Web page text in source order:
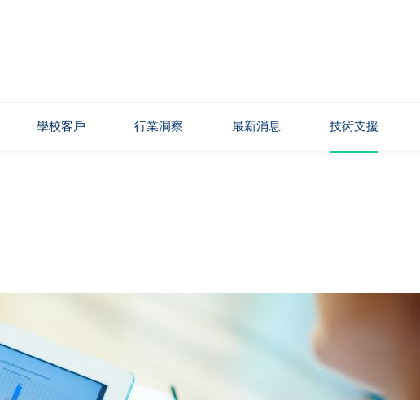
學校客戶 行業洞察 最新消息 技術支援